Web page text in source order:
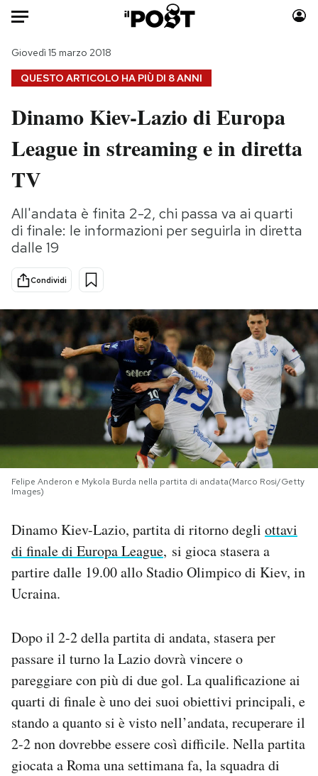
HOME
Italia
Politica
Scienza
Cultura
Sport
Moda
Consumismi
Media
Europa
PODCAST
NEWSLETTER
I MIEI PREFERITI
SHOP
CALENDARIO
AREA PERSONALE
Notifiche mobile
Regala il Post
Hai bisogno di aiuto?
Esci
QUESTO ARTICOLO HA PIÙ DI 8 ANNI
Giovedì 15 marzo 2018
Dinamo Kiev-Lazio di Europa
League in streaming e in diretta
TV
All'andata è finita 2-2, chi passa va ai quarti
di finale: le informazioni per seguirla in diretta
dalle 19
Condividi
Felipe Anderon e Mykola Burda nella partita di andata(Marco Rosi/Getty
Images)
Dinamo Kiev-Lazio, partita di ritorno degli ottavi
di finale di Europa League, si gioca stasera a
partire dalle 19.00 allo Stadio Olimpico di Kiev, in
Ucraina.
Dopo il 2-2 della partita di andata, stasera per
passare il turno la Lazio dovrà vincere o
pareggiare con più di due gol. La qualificazione ai
quarti di finale è uno dei suoi obiettivi principali, e
stando a quanto si è visto nell’andata, recuperare il
2-2 non dovrebbe essere così difficile. Nella partita
giocata a Roma una settimana fa, la squadra di